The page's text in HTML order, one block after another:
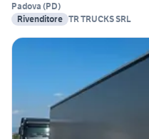
Padova (PD)
Rivenditore TR TRUCKS SRL